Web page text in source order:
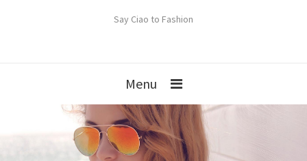
Say Ciao to Fashion
Menu